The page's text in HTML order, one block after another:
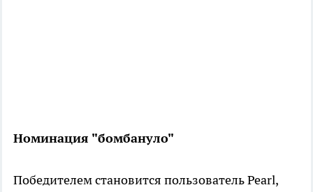
Номинация "бомбануло"
Победителем становится пользователь Pearl,